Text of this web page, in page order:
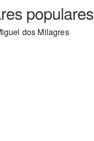
populares
dos Milagres